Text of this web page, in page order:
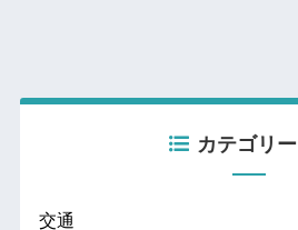
カテゴリー
交通